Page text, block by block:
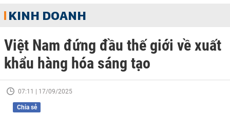
KINH DOANH
Việt Nam đứng đầu thế giới về xuất
khẩu hàng hóa sáng tạo
07:11 | 17/09/2025
Chia sẻ